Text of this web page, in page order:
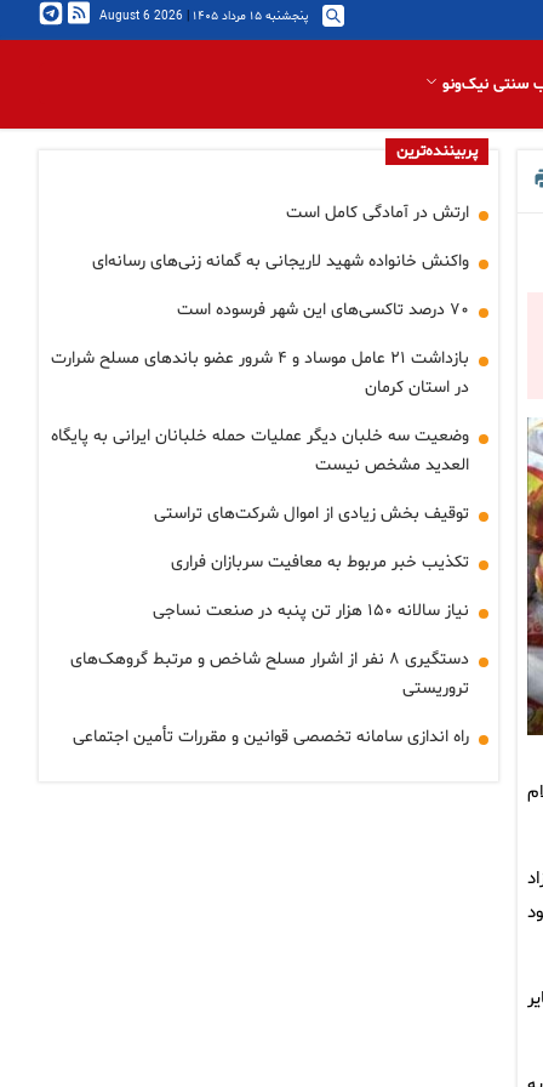
پنجشنبه ۱۵ مرداد ۱۴۰۵ |
2026 August 6
سنتی نیک‌ونو
تومان اعلام
سود
پربیننده‌ترین
ارتش در آمادگی کامل است
واکنش خانواده شهید لاریجانی به گمانه زنی‌های رسانه‌ای
۷۰ درصد تاکسی‌های این شهر فرسوده است
بازداشت ۲۱ عامل موساد و ۴ شرور عضو باندهای مسلح شرارت
در استان کرمان
وضعیت سه خلبان دیگر عملیات حمله خلبانان ایرانی به پایگاه
العدید مشخص نیست
توقیف بخش زیادی از اموال شرکت‌های تراستی
تکذیب خبر مربوط به معافیت سربازان فراری
نیاز سالانه ۱۵۰ هزار تن پنبه در صنعت نساجی
دستگیری ۸ نفر از اشرار مسلح شاخص و مرتبط گروهک‌های
تروریستی
راه اندازی سامانه تخصصی قوانین و مقررات تأمین اجتماعی